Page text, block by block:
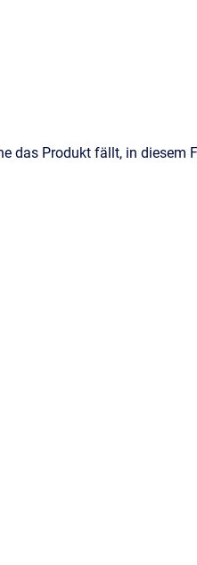
das Produkt fällt, in diesem